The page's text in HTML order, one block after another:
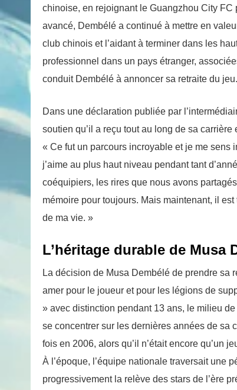
chinoise, en rejoignant le Guangzhou City FC
avancé, Dembélé a continué à mettre en
club chinois et l’aidant à terminer dans les
professionnel dans un pays étranger,
conduit Dembélé à annoncer sa retraite du jeu.
Dans une déclaration publiée par
soutien qu’il a reçu tout au long de sa
« Ce fut un parcours incroyable et je me sens
j’aime au plus haut niveau pendant tant
coéquipiers, les rires que nous avons
mémoire pour toujours. Mais maintenant, il
de ma vie. »
L’héritage durable de Musa
La décision de Musa Dembélé de prendre sa
amer pour le joueur et pour les légions de
» avec distinction pendant 13 ans, le milieu
se concentrer sur les dernières années de sa
fois en 2006, alors qu’il n’était encore qu’un
À l’époque, l’équipe nationale traversait une
progressivement la relève des stars de l’ère